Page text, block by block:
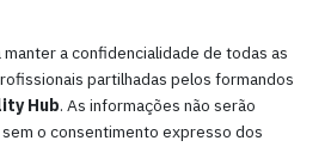
a confidencialidade de todas as
partilhadas pelos formandos
Hub. As informações não serão
o consentimento expresso dos